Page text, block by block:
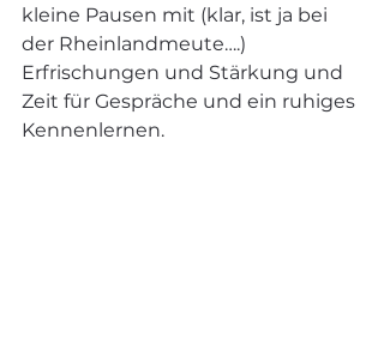
kleine Pausen mit (klar, ist ja bei
der Rheinlandmeute….)
Erfrischungen und Stärkung und
Zeit für Gespräche und ein ruhiges
Kennenlernen.